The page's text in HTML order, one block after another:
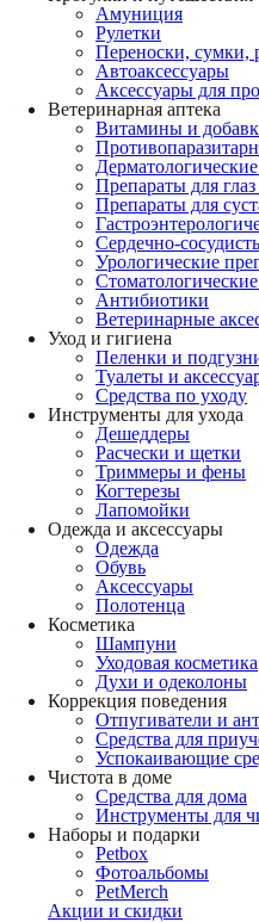
Амуниция
Рулетки
Переноски, сумки,
Автоаксессуары
Аксессуары для
Ветеринарная аптека
Витамины и
Препараты для
Препараты для
Сердечно-
Урологические
Стоматологические
Антибиотики
Ветеринарные
Уход и гигиена
Пеленки и
Туалеты и
Средства по уходу
Инструменты для ухода
Дешеддеры
Расчески и щетки
Триммеры и фены
Когтерезы
Лапомойки
Одежда и аксессуары
Одежда
Обувь
Аксессуары
Полотенца
Косметика
Шампуни
Уходовая косметика
Духи и одеколоны
Коррекция поведения
Отпугиватели и
Средства для
Успокаивающие
Чистота в доме
Средства для дома
Инструменты для
Наборы и подарки
Petbox
Фотоальбомы
PetMerch
Акции и скидки